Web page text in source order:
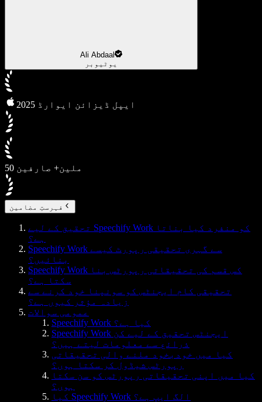
Ali Abdaal
یوٹیوبر
2025 ایپل ڈیزائن ایوارڈ
50 ملین+ صارفین
فہرستِ مضامین
تحقیق کے لیے Speechify Work کو منفرد کیا بناتا
ہے؟
Speechify Work سے گہری تحقیقی رپورٹ کیسے
بنائیں؟
Speechify Work کس قسم کی تحقیقاتی رپورٹس بنا
سکتا ہے؟
تحقیقی کام ایجنٹس کو سونپنا خود کرنے سے
زیادہ مؤثر کیوں ہے؟
عمومی سوالات
Speechify Work کیا ہے؟
Speechify Work ایجنٹس تحقیق کے لیے کن
ذرائع سے معلومات لیتے ہیں؟
کیا میں خودبخود ملنے والی تحقیقاتی
رپورٹس شیڈول کر سکتا ہوں؟
کیا میں اپنی تحقیقاتی رپورٹس کو سن سکتا
ہوں؟
کیا Speechify Work الگ ایپ ہے؟